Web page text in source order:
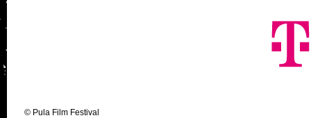
© Pula Film Festival